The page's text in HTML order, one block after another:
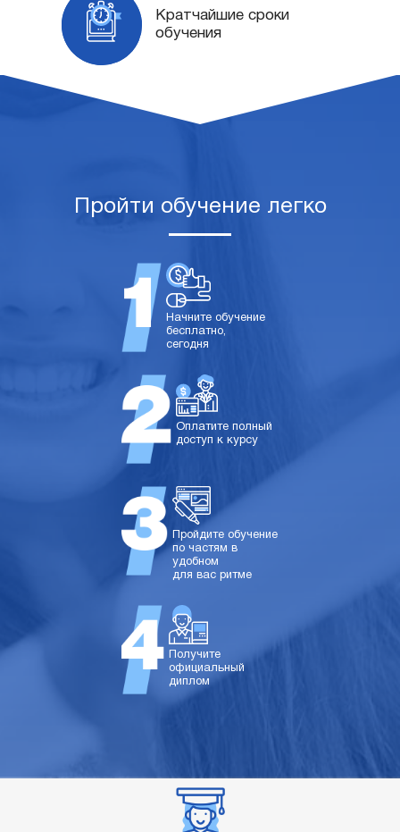
Кратчайшие сроки
обучения
Пройти обучение легко
Начните обучение
бесплатно,
сегодня
Оплатите полный
доступ к курсу
Пройдите обучение
по частям в
удобном
для вас ритме
Получите
официальный
диплом